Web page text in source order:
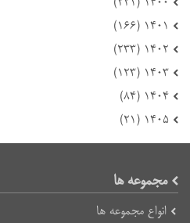
۱۴۰۱ (۱۶۶)
۱۴۰۲ (۲۳۳)
۱۴۰۳ (۱۲۳)
۱۴۰۴ (۸۴)
۱۴۰۵ (۲۱)
مجموعه ها
انواع مجموعه ها